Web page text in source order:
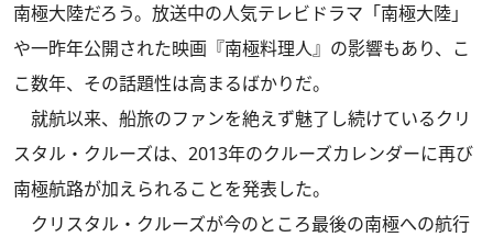
南極大陸だろう。放送中の人気テレビドラマ「南極大陸」
や一昨年公開された映画『南極料理人』の影響もあり、こ
こ数年、その話題性は高まるばかりだ。
就航以来、船旅のファンを絶えず魅了し続けているクリ
スタル・クルーズは、2013年のクルーズカレンダーに再び
南極航路が加えられることを発表した。
クリスタル・クルーズが今のところ最後の南極への航行